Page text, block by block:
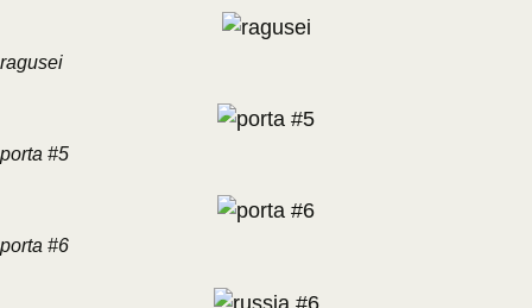
ragusei
porta #5
porta #6